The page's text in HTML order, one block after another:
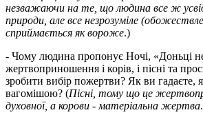
незважаючи на те, що людина все ж
природи, але все незрозуміле
сприймається як вороже.)
- Чому людина пропонує Ночі, «Доньці
жертвоприношення і корів, і пісні та
зробити вибір пожертви? Як ви гадаєте,
вагомішою? (Пісні, тому що це
духовної, а корови - матеріальна жертва